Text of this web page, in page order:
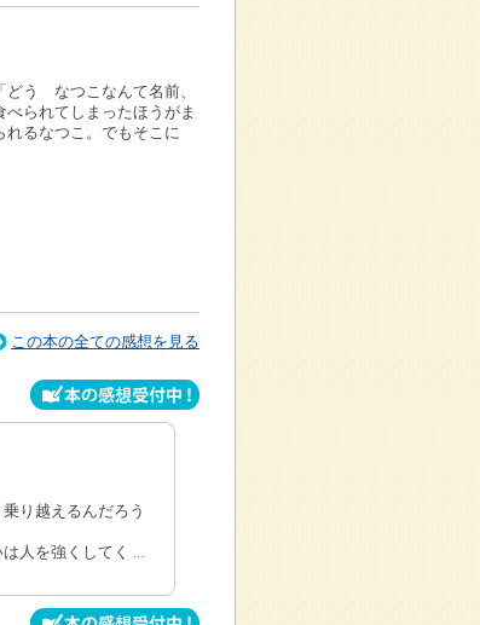
どう なつこなんて名前、
られてしまったほうがま
るなつこ。でもそこに
この本の全ての感想を見る
り越えるんだろう
人を強くしてく